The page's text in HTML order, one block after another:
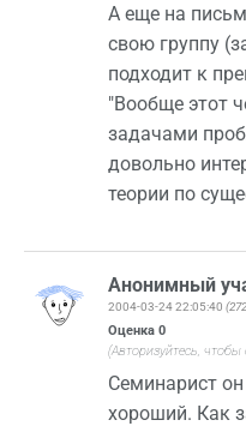
А еще на
свою группу
подходит к
"Вообще этот
задачами
довольно
теории по
Анонимный
2004-03-24 22:05:40
Оценка 0
(Авторизуйтесь, чтобы
Семинарист
хороший. Как